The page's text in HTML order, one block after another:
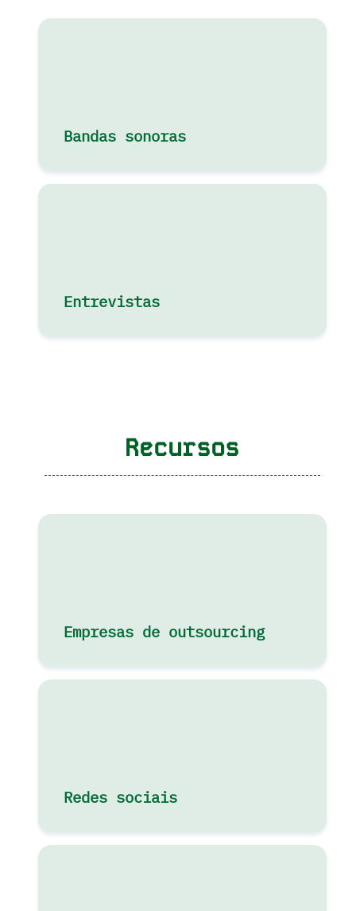
Bandas sonoras
Entrevistas
Recursos
Empresas de outsourcing
Redes sociais